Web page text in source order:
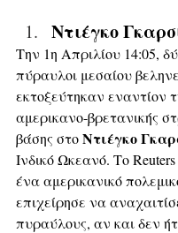
Ντιέγκο
Την 1η Απριλίου 14:05,
πύραυλοι μεσαίου
εκτοξεύτηκαν εναντίον
αμερικανο-βρετανικής
βάσης στο Ντιέγκο
Ινδικό Ωκεανό. Το
ένα αμερικανικό
επιχείρησε να
πυραύλους, αν και δεν